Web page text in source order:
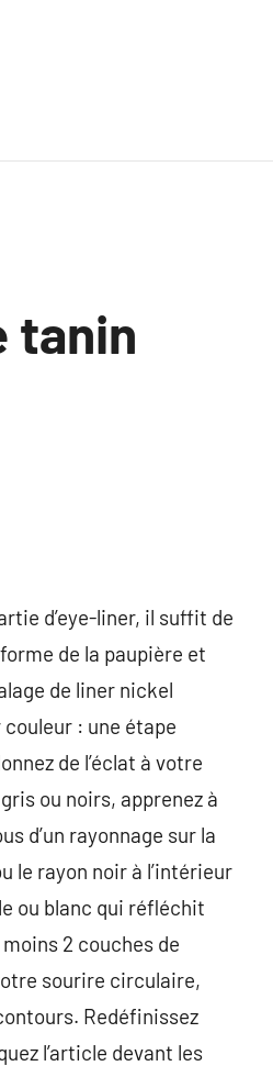
tanin
d’eye-liner, il suffit de
de la paupière et
de liner nickel
: une étape
de l’éclat à votre
ou noirs, apprenez à
d’un rayonnage sur la
le rayon noir à l’intérieur
ou blanc qui réfléchit
2 couches de
sourire circulaire,
Redéfinissez
l’article devant les